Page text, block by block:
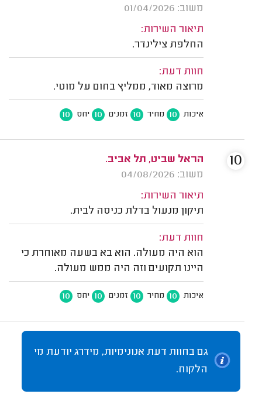
משוב: 01/04/2026
תיאור השירות:
החלפת צילינדר.
חוות דעת:
מרוצה מאוד, ממליץ בחום על מוטי.
איכות 10 מחיר 10 זמנים 10 יחס 10
הראל שביט, תל אביב.
משוב: 04/08/2026
תיאור השירות:
תיקון מנעול בדלת כניסה לבית.
חוות דעת:
הוא היה מעולה. הוא בא בשעה מאוחרת כי
היינו תקועים וזה היה ממש מעולה.
איכות 10 מחיר 10 זמנים 10 יחס 10
10
גם בחוות דעת אנונימיות, מידרג יודעת מי
הלקוח.